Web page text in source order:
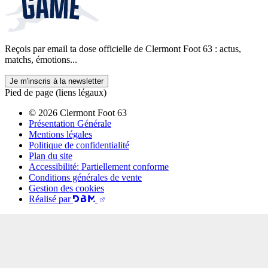
Reçois par email ta dose officielle de Clermont Foot 63 : actus,
matchs, émotions...
Je m'inscris à la newsletter
Pied de page (liens légaux)
© 2026 Clermont Foot 63
Présentation Générale
Mentions légales
Politique de confidentialité
Plan du site
Accessibilité: Partiellement conforme
Conditions générales de vente
Gestion des cookies
Réalisé par